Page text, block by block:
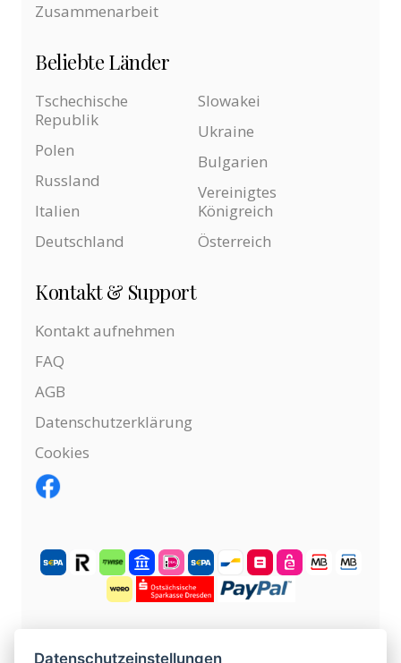
Zusammenarbeit
Beliebte Länder
Tschechische
Republik
Polen
Russland
Italien
Deutschland
Slowakei
Ukraine
Bulgarien
Vereinigtes
Königreich
Österreich
Kontakt & Support
Kontakt aufnehmen
FAQ
AGB
Datenschutzerklärung
Cookies
KOSTENLOS ANMELDEN
Datenschutzeinstellungen